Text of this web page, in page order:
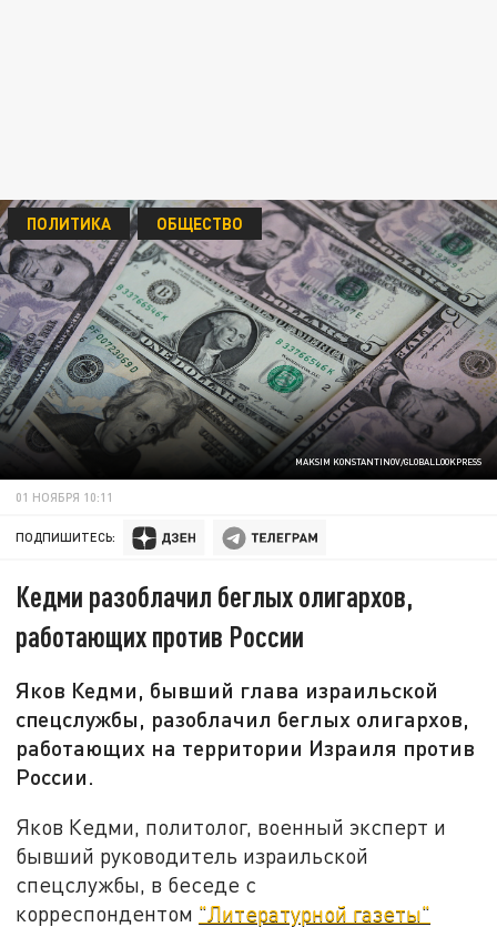
MAKSIM KONSTANTINOV/GLOBALLOOKPRESS
ПОЛИТИКА ОБЩЕСТВО
01 НОЯБРЯ 10:11
ПОДПИШИТЕСЬ:
Кедми разоблачил беглых олигархов,
работающих против России
Яков Кедми, бывший глава израильской
спецслужбы, разоблачил беглых олигархов,
работающих на территории Израиля против
России.
Яков Кедми, политолог, военный эксперт и
бывший руководитель израильской
спецслужбы, в беседе с
корреспондентом "Литературной газеты"